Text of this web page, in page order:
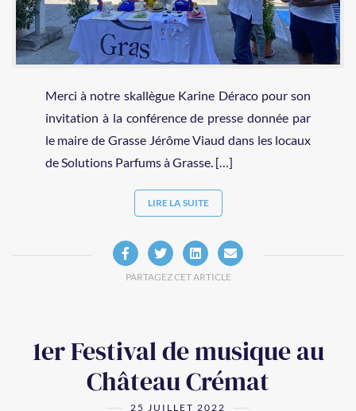
Merci à notre skallègue Karine Déraco pour son
invitation à la conférence de presse donnée par
le maire de Grasse Jérôme Viaud dans les locaux
de Solutions Parfums à Grasse. […]
LIRE LA SUITE
PARTAGEZ CET ARTICLE
1er Festival de musique au
Château Crémat
25 JUILLET 2022